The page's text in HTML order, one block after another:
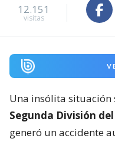
12.151
visitas
Una insólita situación
Segunda División
generó un accidente